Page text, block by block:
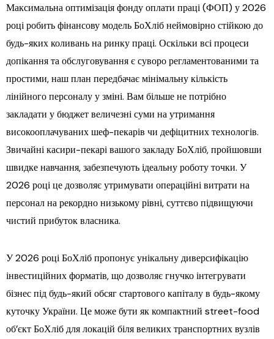
Максимальна оптимізація фонду оплати праці (ФОП) у 2026
році робить фінансову модель БоХліб неймовірно стійкою до
будь-яких коливань на ринку праці. Оскільки всі процеси
допікання та обслуговування є суворо регламентованими та
простими, наш план передбачає мінімальну кількість
лінійного персоналу у зміні. Вам більше не потрібно
закладати у бюджет величезні суми на утримання
високооплачуваних шеф-пекарів чи дефіцитних технологів.
Звичайні касири-пекарі вашого закладу БоХліб, пройшовши
швидке навчання, забезпечують ідеальну роботу точки. У
2026 році це дозволяє утримувати операційні витрати на
персонал на рекордно низькому рівні, суттєво підвищуючи
чистий прибуток власника.
У 2026 році БоХліб пропонує унікальну диверсифікацію
інвестиційних форматів, що дозволяє гнучко інтегрувати
бізнес під будь-який обсяг стартового капіталу в будь-якому
куточку України. Це може бути як компактний street-food
об’єкт БоХліб для локацій біля великих транспортних вузлів